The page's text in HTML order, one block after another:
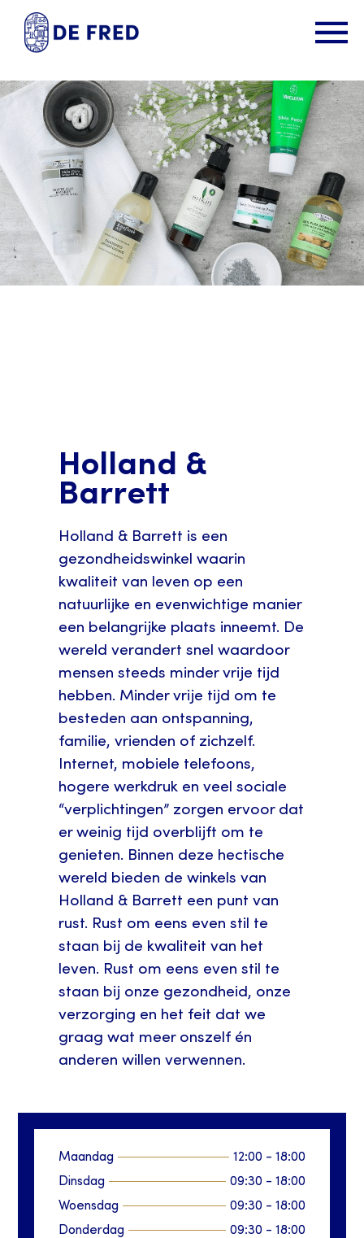
Holland &
Barrett
Holland & Barrett is een
gezondheidswinkel waarin
kwaliteit van leven op een
natuurlijke en evenwichtige manier
een belangrijke plaats inneemt. De
wereld verandert snel waardoor
mensen steeds minder vrije tijd
hebben. Minder vrije tijd om te
besteden aan ontspanning,
familie, vrienden of zichzelf.
Internet, mobiele telefoons,
hogere werkdruk en veel sociale
“verplichtingen” zorgen ervoor dat
er weinig tijd overblijft om te
genieten. Binnen deze hectische
wereld bieden de winkels van
Holland & Barrett een punt van
rust. Rust om eens even stil te
staan bij de kwaliteit van het
leven. Rust om eens even stil te
staan bij onze gezondheid, onze
verzorging en het feit dat we
graag wat meer onszelf én
anderen willen verwennen.
Maandag 12:00 - 18:00
Dinsdag
09:30 - 18:00
Woensdag
09:30 - 18:00
Donderdag
09:30 - 18:00